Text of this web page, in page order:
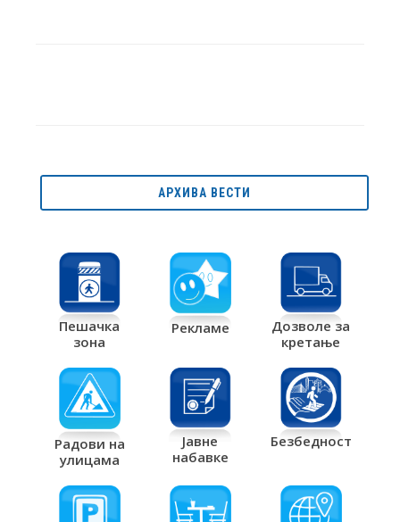
АРХИВА ВЕСТИ
Пешачка
зона
Рекламе
Дозволе за
кретање
Радови на
улицама
Јавне
набавке
Безбедност